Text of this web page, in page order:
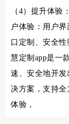
（4）提升体验
户体验：用户
口定制、安全性
慧定制app是一
速、安全地开
决方案，支持
体验，